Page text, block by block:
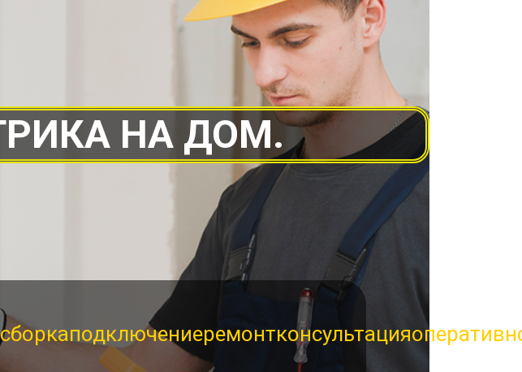
НА ДОМ.
сборкаподключениеремонтконсультация